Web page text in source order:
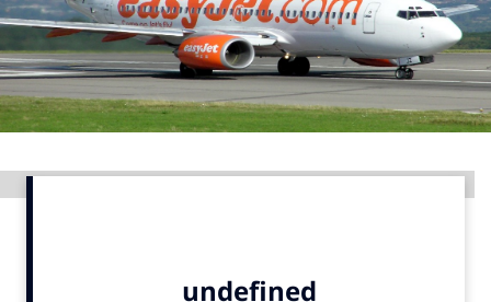
Home
9 sept: GenAI-training
12 nov: MarketingLive!
Adverteren
Events
Opleidingen